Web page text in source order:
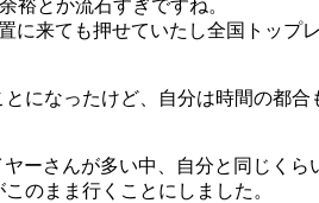
裕とか流石すぎですね。
に来ても押せていたし全国トップ
になったけど、自分は時間の都合
ーさんが多い中、自分と同じくら
のまま行くことにしました。